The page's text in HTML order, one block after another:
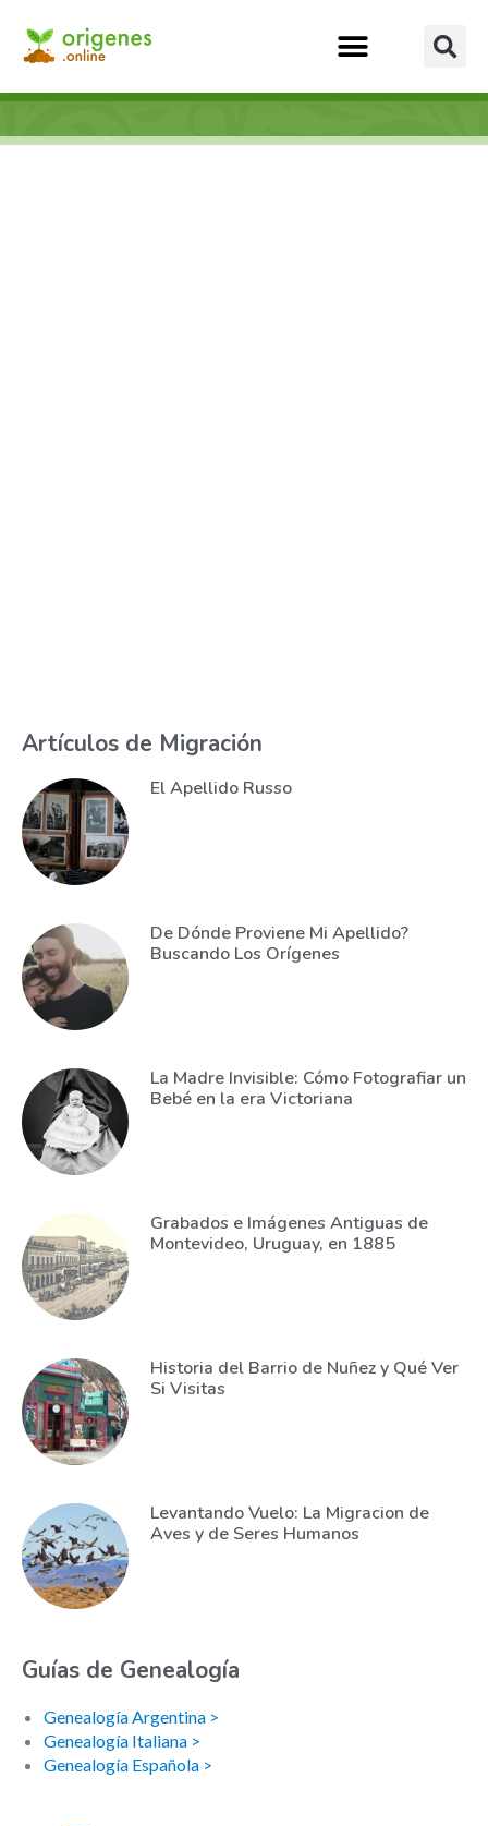
Artículos de Migración
El Apellido Russo
De Dónde Proviene Mi Apellido?
Buscando Los Orígenes
La Madre Invisible: Cómo Fotografiar un
Bebé en la era Victoriana
Grabados e Imágenes Antiguas de
Montevideo, Uruguay, en 1885
Historia del Barrio de Nuñez y Qué Ver
Si Visitas
Levantando Vuelo: La Migracion de
Aves y de Seres Humanos
Guías de Genealogía
Genealogía Argentina >
Genealogía Italiana >
Genealogía Española >